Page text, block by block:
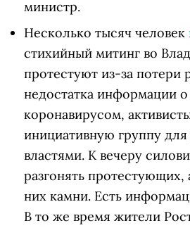
министр.
Несколько тысяч человек
стихийный митинг во
протестуют из-за потери
недостатка информации о
коронавирусом,
инициативную группу для
властями. К вечеру
разгонять протестующих,
них камни. Есть
В то же время жители